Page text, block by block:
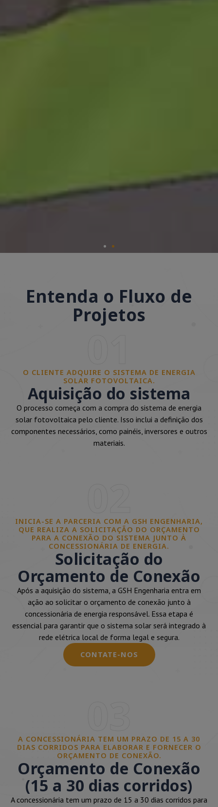
Entenda o Fluxo de
Projetos
O CLIENTE ADQUIRE O SISTEMA DE ENERGIA
SOLAR FOTOVOLTAICA.
Aquisição do sistema
O processo começa com a compra do sistema de energia
solar fotovoltaica pelo cliente. Isso inclui a definição dos
componentes necessários, como painéis, inversores e outros
materiais.
INICIA-SE A PARCERIA COM A GSH ENGENHARIA,
QUE REALIZA A SOLICITAÇÃO DO ORÇAMENTO
PARA A CONEXÃO DO SISTEMA JUNTO À
CONCESSIONÁRIA DE ENERGIA.
Solicitação do
Orçamento de Conexão
Após a aquisição do sistema, a GSH Engenharia entra em
ação ao solicitar o orçamento de conexão junto à
concessionária de energia responsável. Essa etapa é
essencial para garantir que o sistema solar será integrado à
rede elétrica local de forma legal e segura.
CONTATE-NOS
A CONCESSIONÁRIA TEM UM PRAZO DE 15 A 30
DIAS CORRIDOS PARA ELABORAR E FORNECER O
ORÇAMENTO DE CONEXÃO.
Orçamento de Conexão
(15 a 30 dias corridos)
A concessionária tem um prazo de 15 a 30 dias corridos para